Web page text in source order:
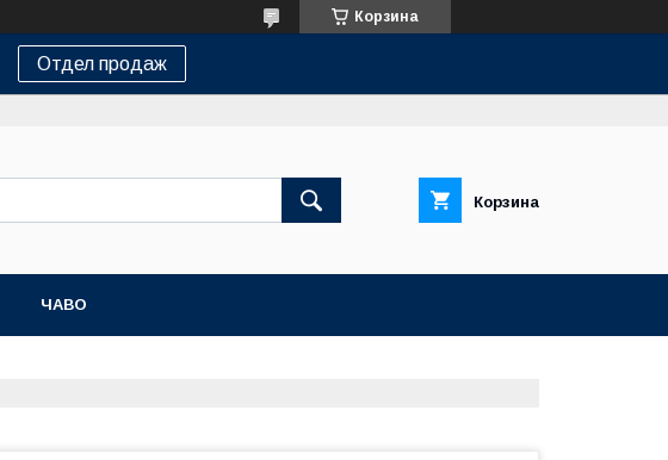
Корзина
Отдел продаж
Корзина
ЧАВО